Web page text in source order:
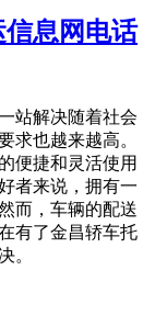
息网电话
站解决随着社会
求也越来越高。
便捷和灵活使用
者来说，拥有一
而，车辆的配送
有了金昌轿车托
。